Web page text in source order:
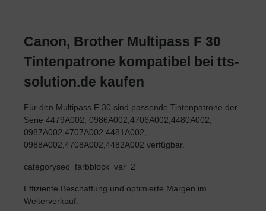
Canon, Brother Multipass F 30
Tintenpatrone kompatibel bei tts-
solution.de kaufen
Für den Multipass F 30 sind passende Tintenpatrone der
Serie 4479A002, 0986A002,4706A002,4480A002,
0987A002,4707A002,4481A002,
0988A002,4708A002,4482A002 verfügbar.
categoryseo_farbblock_var_2
Effiziente Beschaffung und optimierte Margen im
Weiterverkauf.